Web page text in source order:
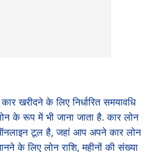
खरीदने के लिए निर्धारित समयावधि
के रूप में भी जाना जाता है. कार लोन
टूल है, जहां आप अपने कार लोन
के लिए लोन राशि, महीनों की संख्या